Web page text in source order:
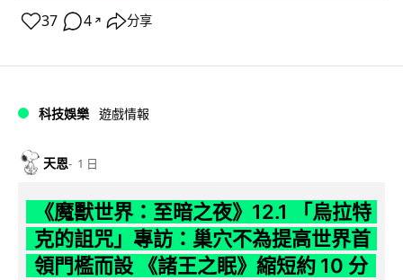
37 4 ↗ 分享
科技娛樂 遊戲情報
天恩 1 日
《魔獸世界：至暗之夜》12.1 「烏拉特
克的詛咒」專訪：巢穴不為提高世界首
領門檻而設 《諸王之眠》縮短約 10 分